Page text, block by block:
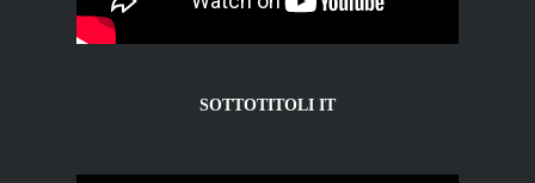
SOTTOTITOLI IT